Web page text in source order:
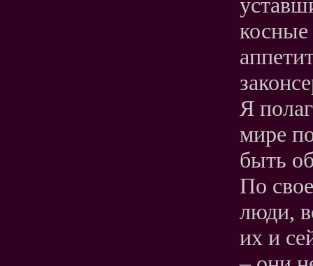
косные
Я
мире
быть
По
люди,
их и